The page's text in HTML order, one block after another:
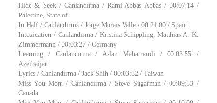
Hide & Seek / Canlandırma / Rami Abbas Abbas / 00:07:14 /
Palestine, State of
In Half / Canlandırma / Jorge Morais Valle / 00:24:00 / Spain
Intoxication / Canlandırma / Kristina Schippling, Matthias A. K.
Zimmermann / 00:03:27 / Germany
Learning / Canlandırma / Aslan Maharramli / 00:03:55 /
Azerbaijan
Lyrics / Canlandırma / Jack Shih / 00:03:52 / Taiwan
Miss You Mom / Canlandırma / Steve Sugarman / 00:09:53 /
Canada